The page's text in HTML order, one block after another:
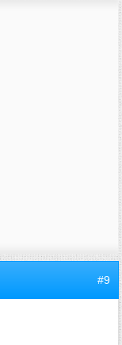
#9